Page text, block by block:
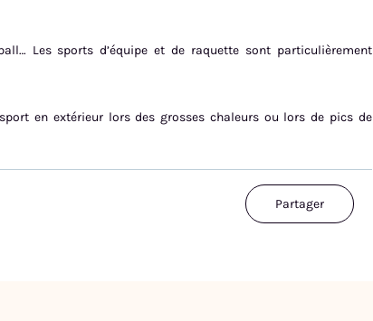
Les sports d’équipe et de raquette sont particulièrement
en extérieur lors des grosses chaleurs ou lors de pics de
Partager